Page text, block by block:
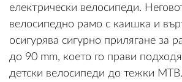
електрически велосипеди.
велосипедно рамо с каишка и
осигурява сигурно прилягане за
до 90 mm, което го прави
детски велосипеди до тежки